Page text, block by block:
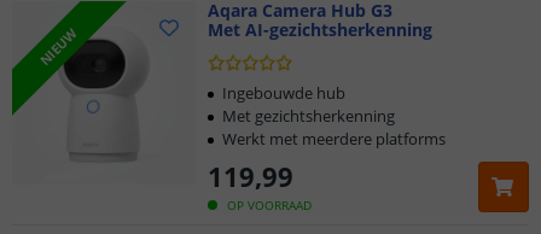
NIEUW
Aqara Camera Hub G3
Met AI-gezichtsherkenning
OP VOORRAAD
119,99
Ingebouwde hub
Met gezichtsherkenning
Werkt met meerdere platforms